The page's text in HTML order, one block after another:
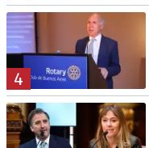
4